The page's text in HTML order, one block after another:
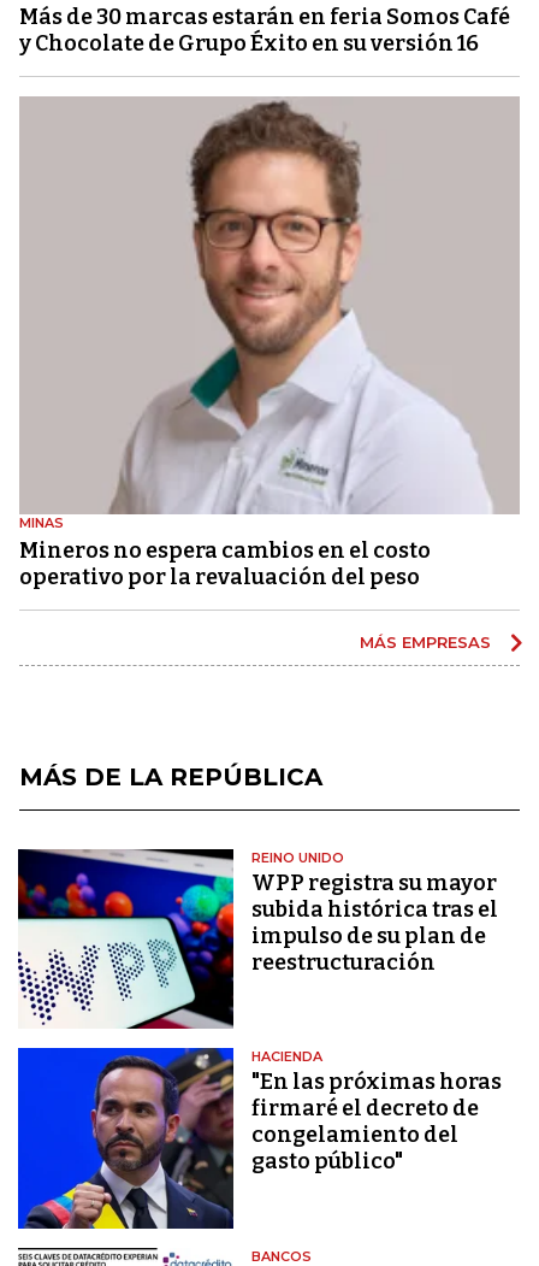
Más de 30 marcas estarán en feria Somos Café
y Chocolate de Grupo Éxito en su versión 16
MINAS
Mineros no espera cambios en el costo
operativo por la revaluación del peso
MÁS EMPRESAS
MÁS DE LA REPÚBLICA
REINO UNIDO
WPP registra su mayor
subida histórica tras el
impulso de su plan de
reestructuración
HACIENDA
"En las próximas horas
firmaré el decreto de
congelamiento del
gasto público"
BANCOS